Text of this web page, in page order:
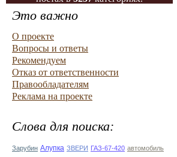
Это важно
О проекте
Вопросы и ответы
Рекомендуем
Отказ от ответственности
Правообладателям
Реклама на проекте
Слова для поиска:
Зарубин Алупка ЗВЕРИ ГАЗ-67-420 автомобиль